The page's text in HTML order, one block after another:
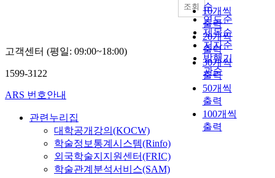
순
연도순
제목순
저자순
발행기
관순
10개씩
출력
20개씩
출력
30개씩
출력
50개씩
출력
100개씩
출력
조회
고객센터 (평일: 09:00~18:00)
1599-3122
ARS 번호안내
관련누리집
대학공개강의(KOCW)
학술정보통계시스템(Rinfo)
외국학술지지원센터(FRIC)
학술관계분석서비스(SAM)